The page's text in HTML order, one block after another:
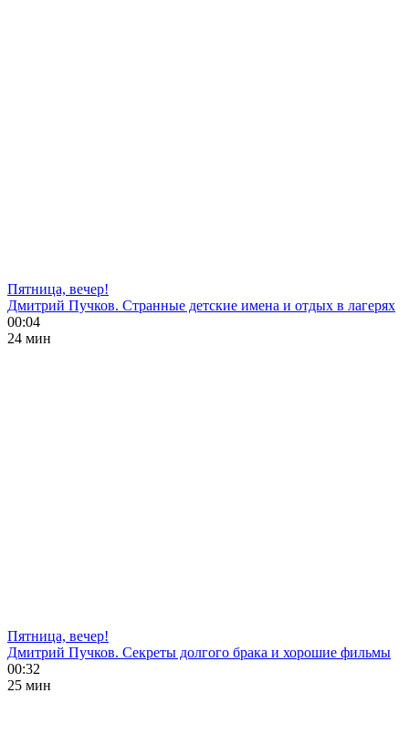
Пятница, вечер!
Дмитрий Пучков. Странные детские имена и отдых в лагерях
00:04
24 мин
Пятница, вечер!
Дмитрий Пучков. Секреты долгого брака и хорошие фильмы
00:32
25 мин